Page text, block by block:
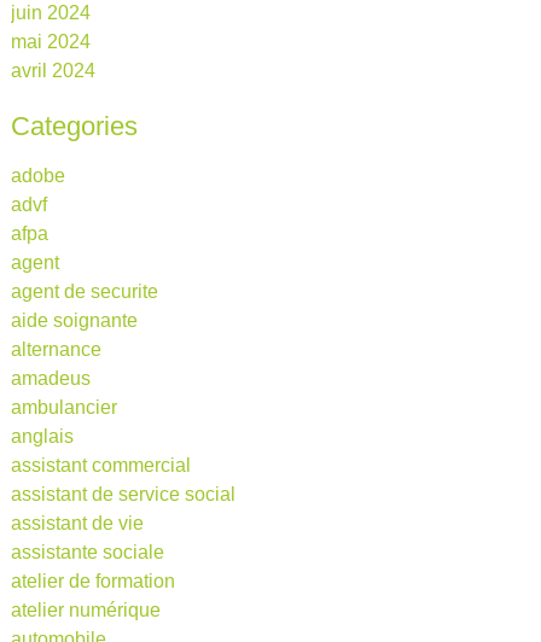
juin 2024
mai 2024
avril 2024
Categories
adobe
advf
afpa
agent
agent de securite
aide soignante
alternance
amadeus
ambulancier
anglais
assistant commercial
assistant de service social
assistant de vie
assistante sociale
atelier de formation
atelier numérique